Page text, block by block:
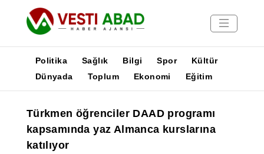
Yayınlar
Medya
Poster
Politika Sağlık Bilgi Spor
Kültür
Dünyada
Toplum Ekonomi Eğitim
Türkmen öğrenciler DAAD programı
kapsamında yaz Almanca kurslarına
katılıyor